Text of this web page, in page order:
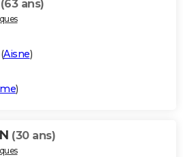
(63 ans)
Aisne)
)
(30 ans)